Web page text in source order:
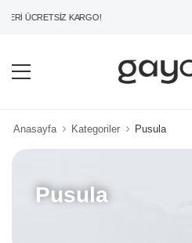
ÜCRETSİZ KARGO!
Anasayfa Kategoriler Pusula
Pusula